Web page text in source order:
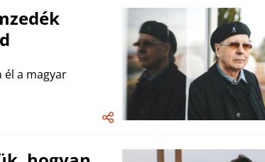
él a magyar